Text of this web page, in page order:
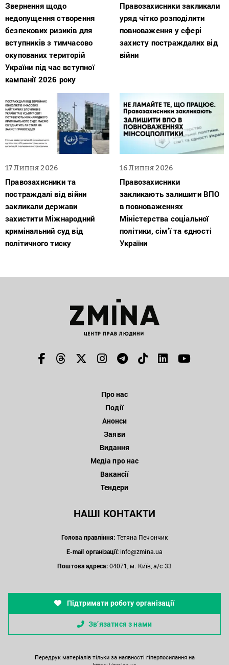
Звернення щодо
недопущення створення
безпекових ризиків для
вступників з тимчасово
окупованих територій
України під час вступної
кампанії 2026 року
Правозахисники закликали
уряд чітко розподілити
повноваження у сфері
захисту постраждалих від
війни
17 Липня 2026
Правозахисники та
постраждалі від війни
закликали держави
захистити Міжнародний
кримінальний суд від
політичного тиску
16 Липня 2026
Правозахисники
закликають залишити ВПО
в повноваженнях
Міністерства соціальної
політики, сім’ї та єдності
України
Про нас
Події
Анонси
Заяви
Видання
Медіа про нас
Вакансії
Тендери
НАШІ КОНТАКТИ
Голова правління: Тетяна Печончик
E-mail організації: info@zmina.ua
Поштова адреса:04071, м. Київ, а/с 33
Підтримати роботу організації
Зв’язатися з нами
Передрук матеріалів тільки за наявності гіперпосилання на